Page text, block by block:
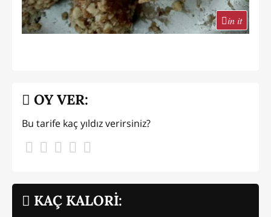
in it
KAÇ KALORİ:
OY VER:
Bu tarife kaç yıldız verirsiniz?